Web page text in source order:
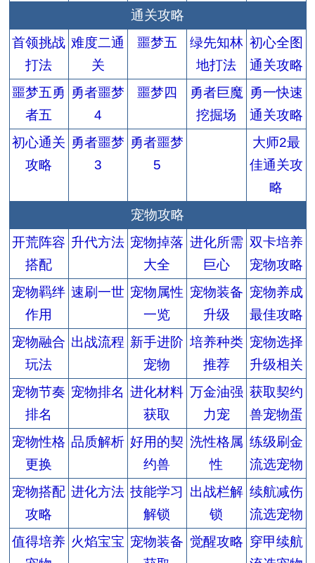
通关攻略
首领挑战
打法
难度二通
关
噩梦五
绿先知林
地打法
初心全图
通关攻略
噩梦五勇
者五
勇者噩梦
4
噩梦四
勇者巨魔
挖掘场
勇一快速
通关攻略
初心通关
攻略
勇者噩梦
3
勇者噩梦
5
大师2最
佳通关攻
略
宠物攻略
开荒阵容
搭配
升代方法 宠物掉落
大全
进化所需
巨心
双卡培养
宠物攻略
宠物羁绊
作用
速刷一世 宠物属性
一览
宠物装备
升级
宠物养成
最佳攻略
宠物融合
玩法
出战流程 新手进阶
宠物
培养种类
推荐
宠物选择
升级相关
宠物节奏
排名
宠物排名 进化材料
获取
万金油强
力宠
获取契约
兽宠物蛋
宠物性格
更换
品质解析 好用的契
约兽
洗性格属
性
练级刷金
流选宠物
宠物搭配
攻略
进化方法 技能学习
解锁
出战栏解
锁
续航减伤
流选宠物
值得培养 火焰宝宝 宠物装备 觉醒攻略 穿甲续航